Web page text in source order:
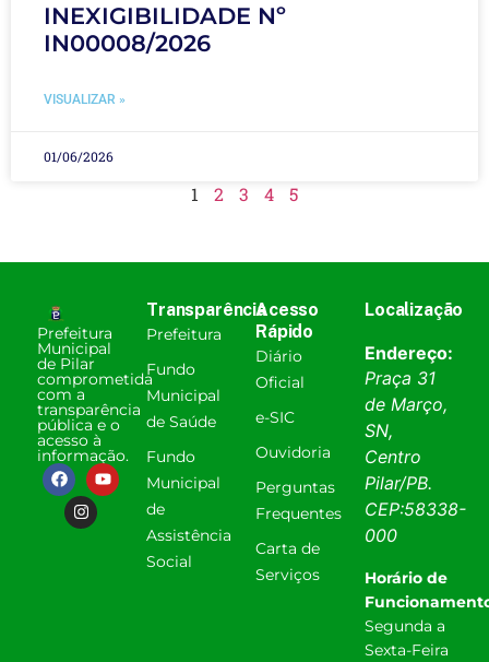
INEXIGIBILIDADE Nº
IN00008/2026
VISUALIZAR »
01/06/2026
1 2 3 4 5
Prefeitura
Municipal
de Pilar
comprometida
com a
transparência
pública e o
acesso à
informação.
Transparência
Prefeitura
Fundo
Municipal
de Saúde
Fundo
Municipal
de
Assistência
Social
Acesso
Rápido
Diário
Oficial
e-SIC
Ouvidoria
Perguntas
Frequentes
Carta de
Serviços
Localização
Endereço:
Praça 31
de Março,
SN,
Centro
Pilar/PB.
CEP:58338-
000
Horário de
Segunda a
Sexta-Feira